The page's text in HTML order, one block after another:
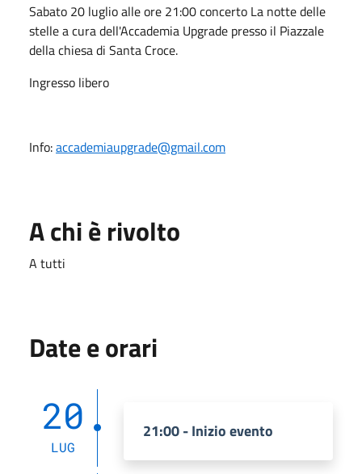
Sabato 20 luglio alle ore 21:00 concerto La notte delle
stelle a cura dell'Accademia Upgrade presso il Piazzale
della chiesa di Santa Croce.
Ingresso libero
Info:accademiaupgrade@gmail.com
A chi è rivolto
A tutti
Date e orari
20
LUG
21:00 - Inizio evento